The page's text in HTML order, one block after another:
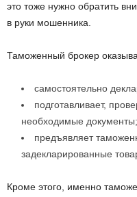
это тоже нужно обратить
в руки мошенника.
Таможенный брокер
самостоятельно
подготавливает,
необходимые документы;
предъявляет
задекларированные
Кроме этого, именно